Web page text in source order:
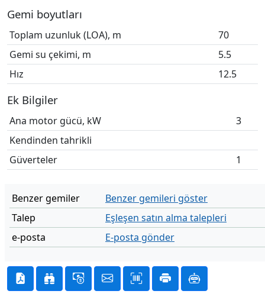
Gemi boyutları
Toplam uzunluk (LOA), m
70
Gemi su çekimi, m
5.5
Hız
12.5
Ek Bilgiler
Ana motor gücü, kW
3
Kendinden tahrikli
Güverteler
1
Benzer gemiler
Benzer gemileri göster
Talep
Eşleşen satın alma talepleri
e-posta
E-posta gönder